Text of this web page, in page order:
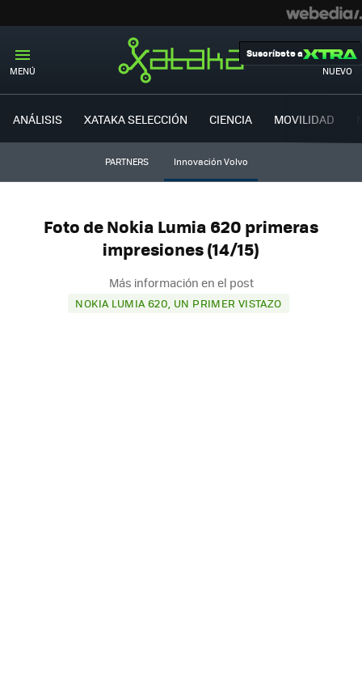
MENÚ NUEVO
Suscríbete a
ANÁLISIS XATAKA SELECCIÓN CIENCIA MOVILIDAD
PARTNERS Innovación Volvo
Foto de Nokia Lumia 620 primeras
impresiones (14/15)
Más información en el post
NOKIA LUMIA 620, UN PRIMER VISTAZO